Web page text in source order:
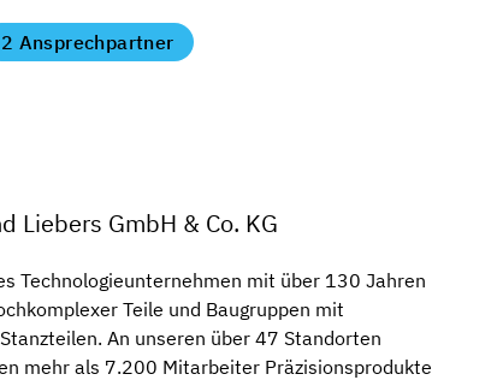
2 Ansprechpartner
Liebers GmbH & Co. KG
Technologieunternehmen mit über 130 Jahren
Teile und Baugruppen mit
An unseren über 47 Standorten
mehr als 7.200 Mitarbeiter Präzisionsprodukte